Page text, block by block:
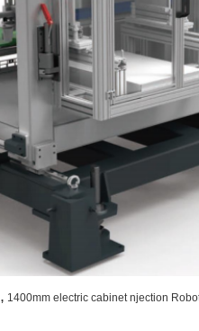
, 1400mm electric cabinet njection